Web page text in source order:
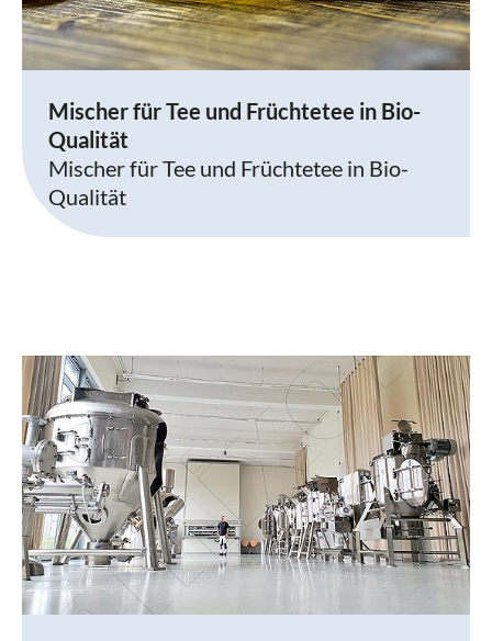
Mischer für Tee und Früchtetee in Bio-
Qualität
Mischer für Tee und Früchtetee in Bio-
Qualität